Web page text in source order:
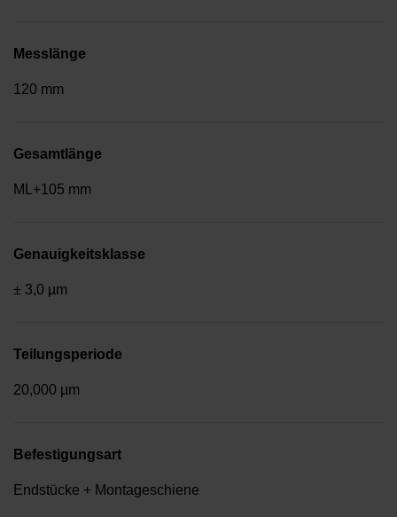
Messlänge
120 mm
Gesamtlänge
ML+105 mm
Genauigkeitsklasse
± 3,0 µm
Teilungsperiode
20,000 µm
Befestigungsart
Endstücke + Montageschiene